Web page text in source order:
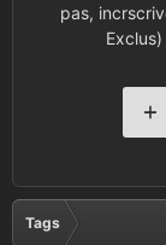
pas,
Tags